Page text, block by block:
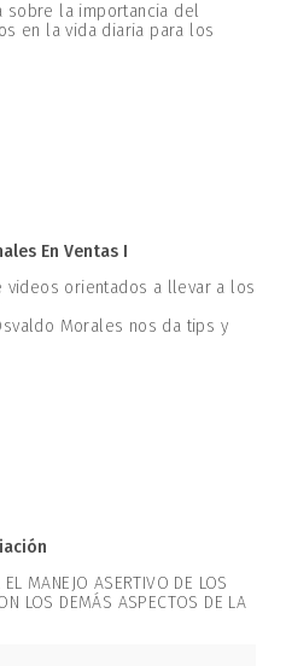
sobre la importancia del
en la vida diaria para los
En Ventas I
videos orientados a llevar a los
Morales nos da tips y
MANEJO ASERTIVO DE LOS
LOS DEMÁS ASPECTOS DE LA